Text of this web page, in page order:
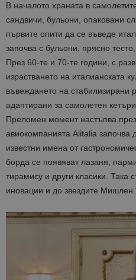
В началото храната в
сандвичи, бульони, опаковани
първите опити да се въведе
започва с бульони, прясно
През 60-те и 70-те години, с
израстването на италианската
въвеждането на стабилизирани
адаптирани за самолетен
Преломен момент настъпва през
авиокомпанията Alitalia започва
известни имена от
борда се появяват лазаня,
тирамису и други класики. Така
иновации и до звездите